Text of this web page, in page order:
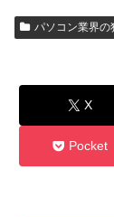
パソコン業界の
X
Pocket